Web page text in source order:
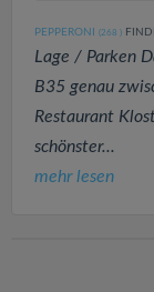
PEPPERONI (268 )
Lage / Parken
B35 genau
Restaurant
schönster...
mehr lesen